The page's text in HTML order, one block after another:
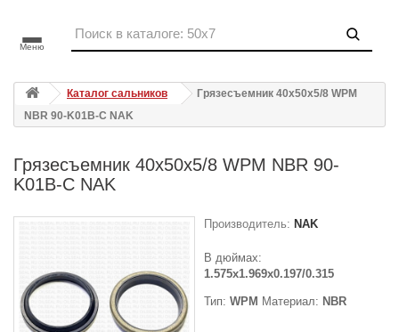
Меню
Каталог сальников
Грязесъемник 40x50x5/8 WPM
NBR 90-K01B-C NAK
Грязесъемник 40x50x5/8 WPM NBR 90-
K01B-C NAK
Производитель: NAK
В дюймах:
1.575x1.969x0.197/0.315
Тип: WPM Материал: NBR